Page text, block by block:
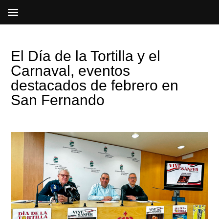
El Día de la Tortilla y el
Carnaval, eventos
destacados de febrero en
San Fernando